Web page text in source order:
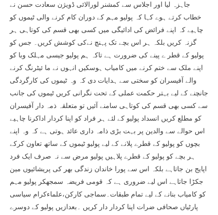
جاہزہ لیا اور اجلاس سے کمشنر لورالائی ڈویژن سعادت حسن نے
خطاب کرتے ہوے کہا کہ پولیو مہم کے دوران کام کرنے والی ٹیموں کو
چاہیے کہ اپنے فرائض کی ادائیگی میں کسی بھی قسم کی کوتاہی ہر
گزنہ کریں بلکہ ہر اس بچے تک پہنچ نےکی کوشش کریں۔ جس کو
پولیو کے قطر ے پینے کی ضرورت ہے تاکہ ہم پولیو جیسی مہلک وبا کو
اپنے ملک سے ختم کرنے میں کامیاب ہوسکیں انہوں نے ما ئیٹرنگ کرنے
والے آفیسران کو سختی سے ہدایات دی کہ وہ ٹیموں کی کارگردگی
جانچنے کے لیے بہتر حکمت عملی کے تحت نگرانی کریں ٹیموں کی جانب
سے کسی بھی قسم کی کوتاہی سامنے آئیں تو متعلقہ ذمہ دار آفیسران
کو مطلع کریں انسداد پولیو کے لئے ہر فراد کو اپنا کردار اداکرنا چاہیے
اس حوالے سے والدین پر بہت بڑی ذامہ داری عائد ہوتی ہے کہ وہ اپنے
بچوں کو پولیو کے قطرے پلانے کے لیے پولیو ٹیموں کے ساتھ تعاون کرکے
ہر بچے کو پولیو کے قطرے پلاہیں پولیو مرض سے نہ صرف ایک فرد
اپایج بن جاتاہے بلکہ اس سے پورا خاندان زندگی بھر کی پریشائیوں مین
جکڑا جاتاہے اس لیے ضروری ہے کہ قومی فریضہ سمجھکر پولیو مہم
کو کامیاب بنانے کے لیے تمام طبقات۔سماجی کارکن،علماءکرام سیاسی
پارٹیاں صحافی ضرات اپنا کردار دار کریں ۔بعدازیں پولیو کے دوسرے